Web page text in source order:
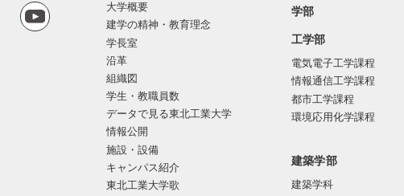
大学概要
建学の精神・教育理念
学長室
沿革
組織図
学生・教職員数
データで見る東北工業大学
情報公開
施設・設備
キャンパス紹介
東北工業大学歌
学部
工学部
電気電子工学課程
情報通信工学課程
都市工学課程
環境応用化学課程
建築学部
建築学科